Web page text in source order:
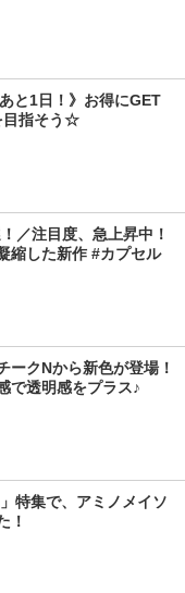
と1日！》お得にGET
目指そう☆
／注目度、急上昇中！
縮した新作 #カプセル
ークNから新色が登場！
で透明感をプラス♪
特集で、アミノメイソ
！